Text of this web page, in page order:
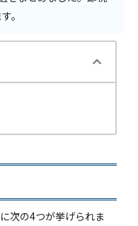
。
次の4つが挙げられま